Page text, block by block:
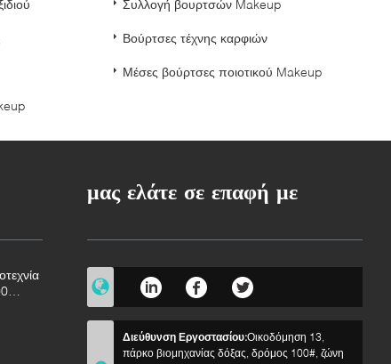
Συλλογή βουρτσών Makeup
Βούρτσες τέχνης καρφιών
Μέσες βούρτσες ποιοτικού Makeup
μας ελάτε σε επαφή με
Διεύθυνση Εργοστασίου:Οικοδόμηση 13,
πάρκο βιομηχανίας δόξας, δρόμος 100#, ζώνη